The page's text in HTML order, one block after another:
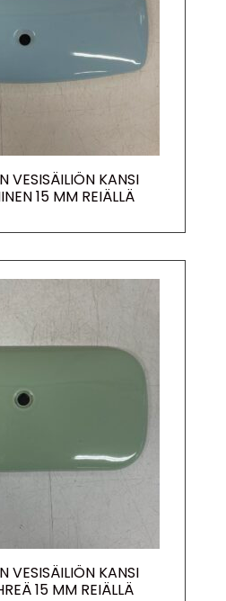
VESISÄILIÖN KANSI
15 MM REIÄLLÄ
VESISÄILIÖN KANSI
15 MM REIÄLLÄ